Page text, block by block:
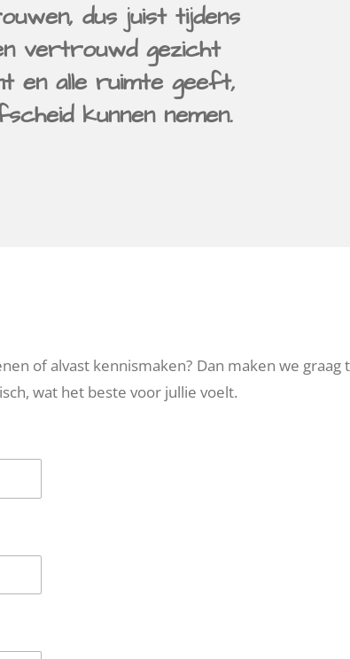
dus juist tijdens
vertrouwd gezicht
en alle ruimte geeft,
kunnen nemen.
of alvast kennismaken? Dan maken we
wat het beste voor jullie voelt.